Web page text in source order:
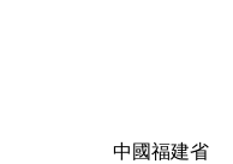
中國福建省